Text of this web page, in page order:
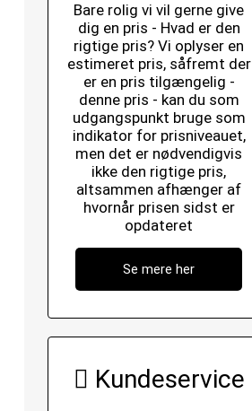
Bare rolig vi vil gerne give
dig en pris - Hvad er den
rigtige pris? Vi oplyser en
estimeret pris, såfremt der
er en pris tilgængelig -
denne pris - kan du som
udgangspunkt bruge som
indikator for prisniveauet,
men det er nødvendigvis
ikke den rigtige pris,
altsammen afhænger af
hvornår prisen sidst er
opdateret
Se mere her
Kundeservice